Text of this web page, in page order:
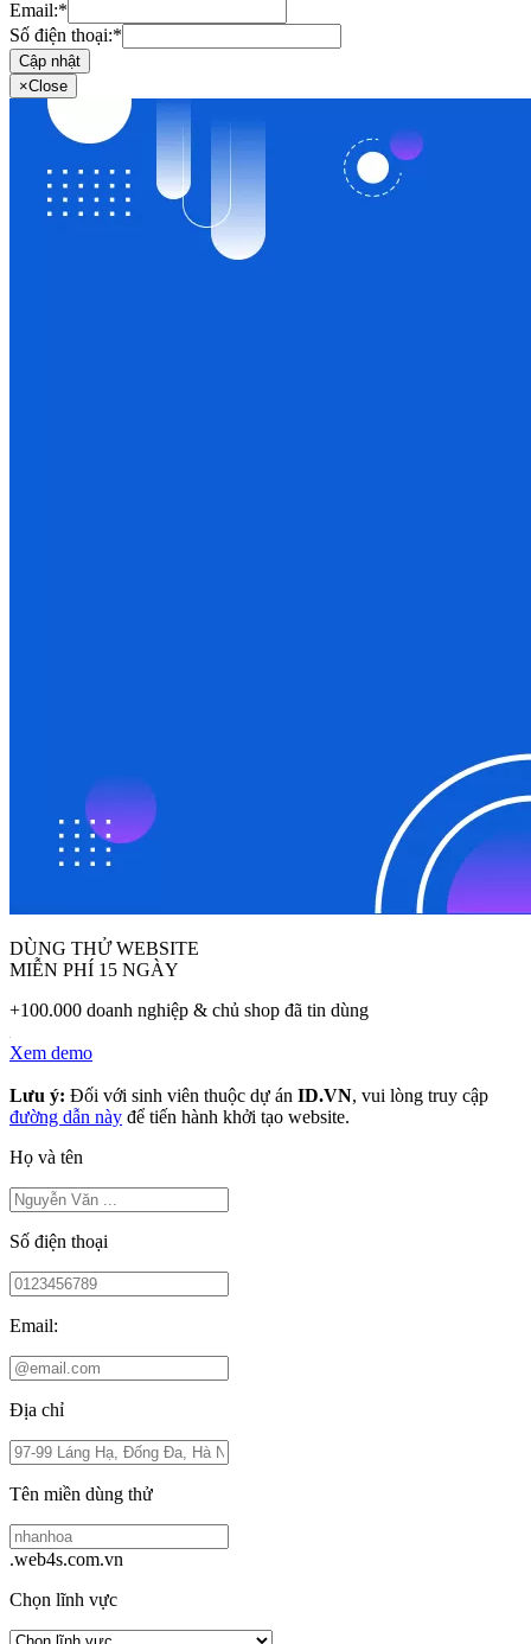
Email:*
Số điện thoại:*
Cập nhật
×Close
DÙNG THỬ WEBSITE
MIỄN PHÍ 15 NGÀY
+100.000 doanh nghiệp & chủ shop đã tin dùng
Xem demo
Lưu ý: Đối với sinh viên thuộc dự án ID.VN, vui lòng truy cập
đường dẫn này để tiến hành khởi tạo website.
Họ và tên
Số điện thoại
Email:
Địa chỉ
Tên miền dùng thử
.web4s.com.vn
Chọn lĩnh vực